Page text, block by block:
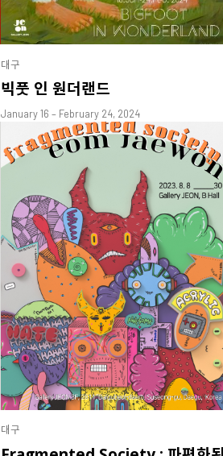
대구
빅풋 인 원더랜드
January 16 – February 24, 2024
대구